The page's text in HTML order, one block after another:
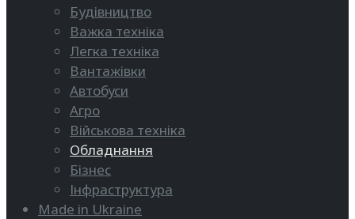
Будівництво
Важка техніка
Легка техніка
Вантажівки
Автобуси
Агро
Військова техніка
Обладнання
Бізнес
Інфраструктура
Made in Ukraine